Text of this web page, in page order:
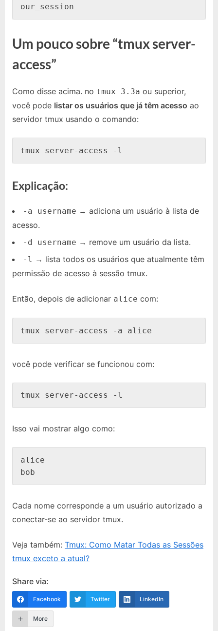
our_session
Um pouco sobre “tmux server-
access”
Como disse acima. no tmux 3.3a ou superior,
você pode listar os usuários que já têm acesso ao
servidor tmux usando o comando:
tmux server-access -l
Explicação:
-a username → adiciona um usuário à lista de
acesso.
-d username → remove um usuário da lista.
-l → lista todos os usuários que atualmente têm
permissão de acesso à sessão tmux.
Então, depois de adicionar alice com:
tmux server-access -a alice
você pode verificar se funcionou com:
tmux server-access -l
Isso vai mostrar algo como:
alice
bob
Cada nome corresponde a um usuário autorizado a
conectar-se ao servidor tmux.
Veja também: Tmux: Como Matar Todas as Sessões
tmux exceto a atual?
Share via:
Facebook Twitter LinkedIn
More